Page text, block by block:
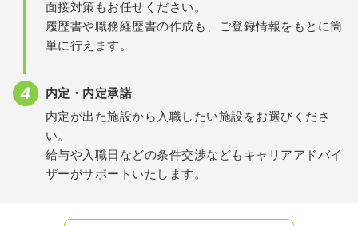
面接対策もお任せください。
履歴書や職務経歴書の作成も、ご登録情報をもとに簡
単に行えます。
内定・内定承諾
内定が出た施設から入職したい施設をお選びくださ
い。
給与や入職日などの条件交渉などもキャリアアドバイ
ザーがサポートいたします。